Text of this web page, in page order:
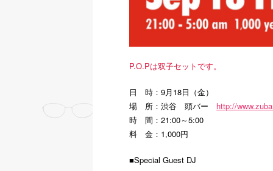
P.O.Pは双子セットです。
日 時：9月18日（金）
場 所：渋谷 頭バー http://
時 間：21:00～5:00
料 金：1,000円
■Special Guest DJ